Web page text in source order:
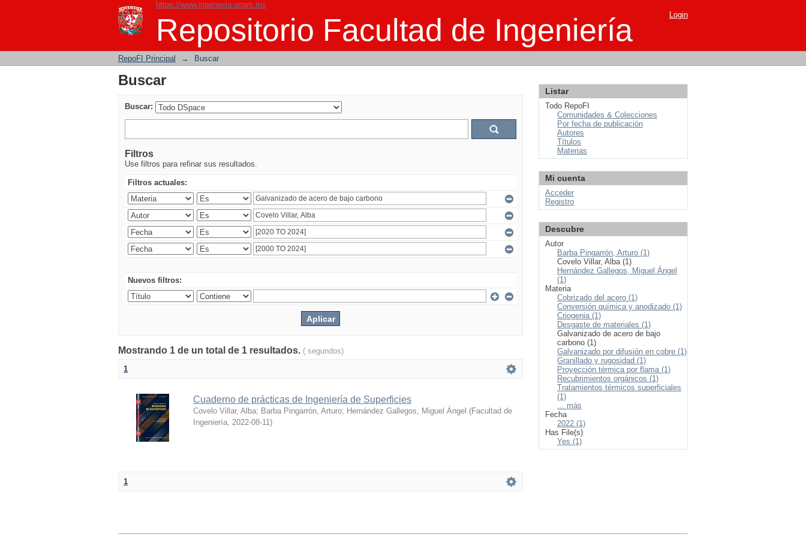
https://www.ingenieria.unam.mx
Repositorio Facultad de Ingeniería
Buscar Login
RepoFI Principal → Buscar
Buscar
Buscar:
Filtros
Use filtros para refinar sus resultados.
Filtros actuales:
Nuevos filtros:
Mostrando 1 de un total de 1 resultados. ( segundos)
1
Cuaderno de prácticas de Ingeniería de Superficies
Covelo Villar, Alba; Barba Pingarrón, Arturo; Hernández Gallegos, Miguel Ángel (Facultad de
Ingeniería, 2022-08-11)
1
Listar
Todo RepoFI
Comunidades & Colecciones
Por fecha de publicación
Autores
Títulos
Materias
Mi cuenta
Acceder
Registro
Descubre
Autor
Barba Pingarrón, Arturo (1)
Covelo Villar, Alba (1)
Hernández Gallegos, Miguel Ángel
(1)
Materia
Cobrizado del acero (1)
Conversión química y anodizado (1)
Criogenia (1)
Desgaste de materiales (1)
Galvanizado de acero de bajo
carbono (1)
Galvanizado por difusión en cobre (1)
Granillado y rugosidad (1)
Proyección térmica por flama (1)
Recubrimientos orgánicos (1)
Tratamientos térmicos superficiales
(1)
... más
Fecha
2022 (1)
Has File(s)
Yes (1)